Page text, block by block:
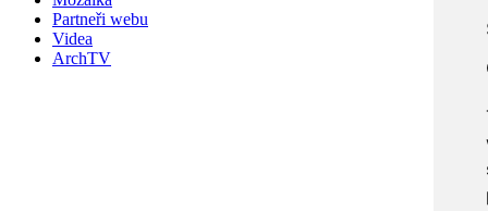
Partneři webu
Videa
ArchTV